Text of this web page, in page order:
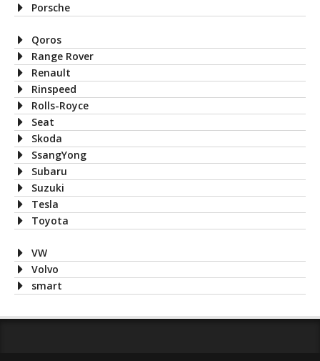
Porsche
Qoros
Range Rover
Renault
Rinspeed
Rolls-Royce
Seat
Skoda
SsangYong
Subaru
Suzuki
Tesla
Toyota
VW
Volvo
smart